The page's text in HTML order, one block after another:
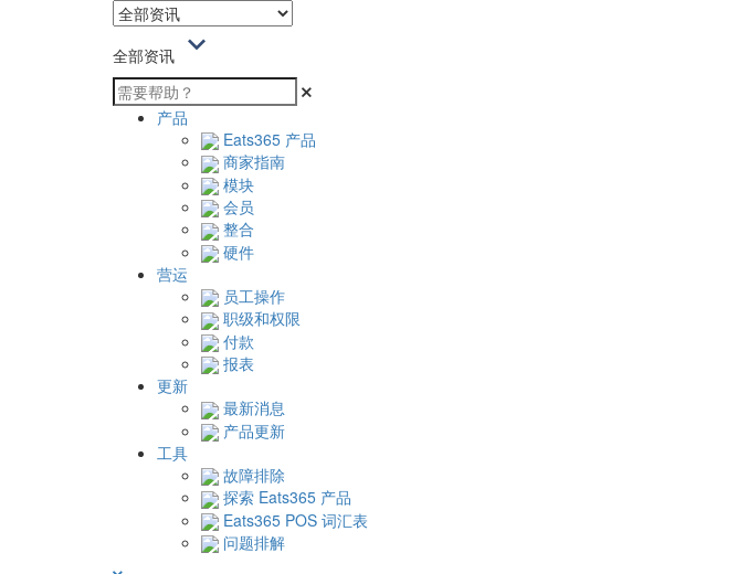
全部资讯
产品
Eats365 产品
商家指南
模块
会员
整合
硬件
营运
员工操作
职级和权限
付款
报表
更新
最新消息
产品更新
工具
故障排除
探索 Eats365 产品
Eats365 POS 词汇表
问题排解